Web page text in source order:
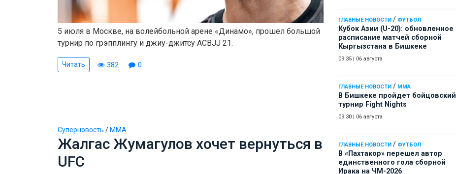
ГЛАВНЫЕ НОВОСТИ / ФУТБОЛ
Кубок Азии (U-20): обновленное
расписание матчей сборной
Кыргызстана в Бишкеке
09:35 06 августа
ГЛАВНЫЕ НОВОСТИ / ММА
В Бишкеке пройдет бойцовский
турнир Fight Nights
09:30 06 августа
ГЛАВНЫЕ НОВОСТИ / ФУТБОЛ
В «Пахтакор» перешел автор
единственного гола сборной
Ирака на ЧМ-2026
5 июля в Москве, на волейбольной арене «Динамо», прошел большой
турнир по грэпплингу и джиу-джитсу ACBJJ 21.
Читать 382 0
Суперновость / ММА
Жалгас Жумагулов хочет вернуться в
UFC